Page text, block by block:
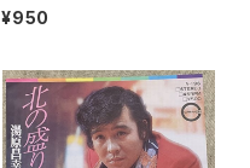
プロモ
¥950